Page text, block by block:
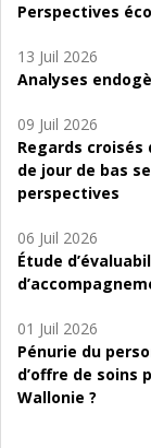
Perspectives
13 Juil 2026
Analyses
09 Juil 2026
Regards croisés
de jour de bas
perspectives
06 Juil 2026
Étude
01 Juil 2026
Pénurie du
d’offre de soins
Wallonie ?